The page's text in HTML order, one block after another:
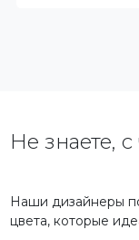
Не знаете, с
Наши дизайнеры
цвета, которые